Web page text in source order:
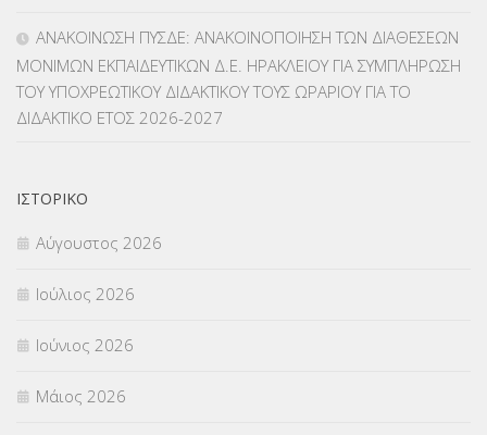
ΜΕΤΑΦΟΡΑ ΜΑΘΗΤΩΝ(3)
ΝΟΜΟΘΕΣΙΑ(66)
ΑΝΑΚΟΙΝΩΣΗ ΠΥΣΔΕ: ΑΝΑΚΟΙΝΟΠΟΙΗΣΗ ΤΩΝ ΔΙΑΘΕΣΕΩΝ
ΜΟΝΙΜΩΝ ΕΚΠΑΙΔΕΥΤΙΚΩΝ Δ.Ε. ΗΡΑΚΛΕΙΟΥ ΓΙΑ ΣΥΜΠΛΗΡΩΣΗ
ΤΟΥ ΥΠΟΧΡΕΩΤΙΚΟΥ ΔΙΔΑΚΤΙΚΟΥ ΤΟΥΣ ΩΡΑΡΙΟΥ ΓΙΑ ΤΟ
ΔΙΔΑΚΤΙΚΟ ΕΤΟΣ 2026-2027
ΙΣΤΟΡΙΚΌ
Αύγουστος 2026
Ιούλιος 2026
Ιούνιος 2026
Μάιος 2026